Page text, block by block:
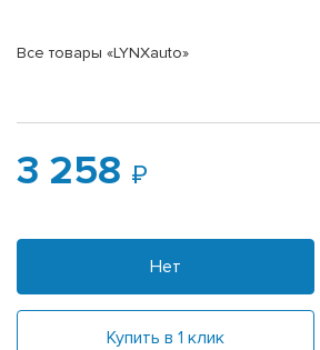
Все товары «LYNXauto»
3 258
Нет
Купить в 1 клик